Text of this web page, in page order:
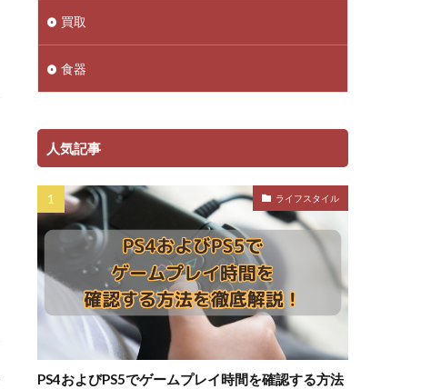
買取
食器
人気記事
ライフスタイル
PS4およびPS5でゲームプレイ時間を確認する方法